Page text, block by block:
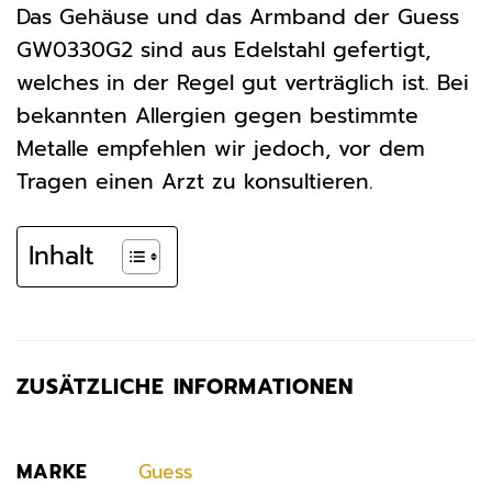
Das Gehäuse und das Armband der Guess
GW0330G2 sind aus Edelstahl gefertigt,
welches in der Regel gut verträglich ist. Bei
bekannten Allergien gegen bestimmte
Metalle empfehlen wir jedoch, vor dem
Tragen einen Arzt zu konsultieren.
Inhalt
ZUSÄTZLICHE INFORMATIONEN
MARKE Guess